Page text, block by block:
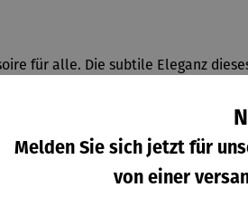
für alle. Die subtile Eleganz
teilweise vergoldetem und
ermöglicht ein einfaches An- und
Mit der Armband Waves
Melden Sie sich jetzt für
von einer